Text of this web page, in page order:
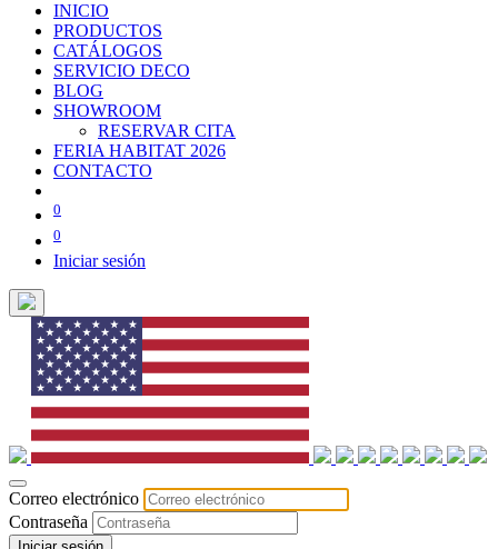
INICIO
PRODUCTOS
CATÁLOGOS
SERVICIO DECO
BLOG
SHOWROOM
RESERVAR CITA
FERIA HABITAT 2026
CONTACTO
0
0
Iniciar sesión
Correo electrónico
Contraseña